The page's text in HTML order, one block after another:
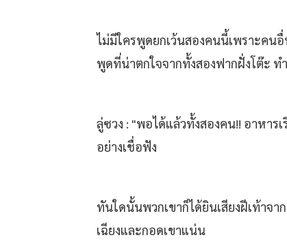
ไม่มีใครพูดยกเว้นสองคนนี้เพราะคน
พูดที่น่าตกใจจากทั้งสองฟากฝั่งโต๊ะ ท
ลู่ซวง : "พอได้แล้วทั้งสองคน!! อาหา
อย่างเชื่อฟัง
ทันใดนั้นพวกเขาก็ได้ยินเสียงฝีเท้าจา
เฉียงและกอดเขาแน่น